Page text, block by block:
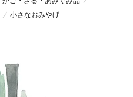
小さなおみやげ